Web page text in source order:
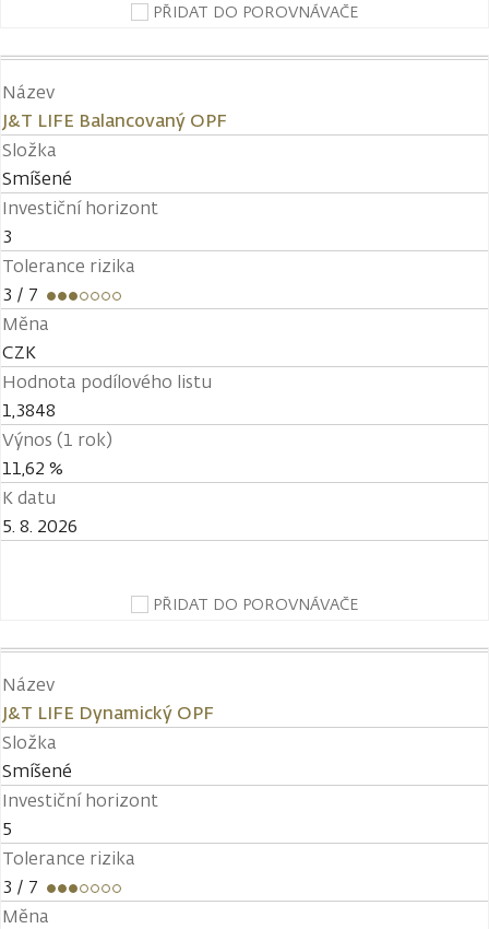
PŘIDAT DO POROVNÁVAČE
Název
J&T LIFE Balancovaný OPF
Složka
Smíšené
Investiční horizont
3
Tolerance rizika
3 / 7
Měna
CZK
Hodnota podílového listu
1,3848
Výnos (1 rok)
11,62 %
K datu
5. 8. 2026
PŘIDAT DO POROVNÁVAČE
Název
J&T LIFE Dynamický OPF
Složka
Smíšené
Investiční horizont
5
Tolerance rizika
3 / 7
Měna